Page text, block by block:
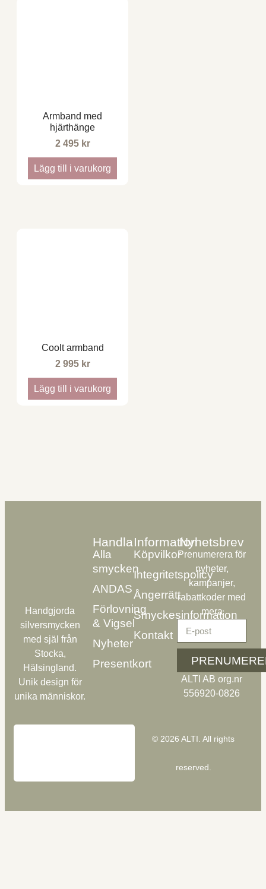
Armband med
hjärthänge
2 495 kr
Lägg till i varukorg
Coolt armband
2 995 kr
Lägg till i varukorg
Handgjorda
silversmycken
med själ från
Stocka,
Hälsingland.
Unik design för
unika människor.
Handla
Alla
smycken
ANDAS
Förlovning
& Vigsel
Nyheter
Presentkort
Information
Köpvilkor
Integritetspolicy
Ångerrätt
Smyckesinformation
Kontakt
Nyhetsbrev
Prenumerera för
nyheter,
kampanjer,
rabattkoder med
mera
ALTI AB org.nr
556920-0826
© 2026 ALTI. All rights
reserved.